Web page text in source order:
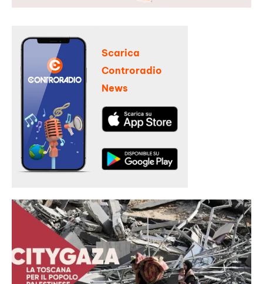
Scarica
Controradio
News